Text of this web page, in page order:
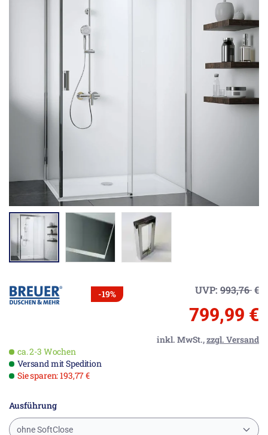
-19% UVP: 993,76€
799,99 €
inkl. MwSt.,zzgl. Versand
ca. 2-3 Wochen
Versand mit Spedition
Sie sparen: 193,77 €
Ausführung
ohne SoftClose